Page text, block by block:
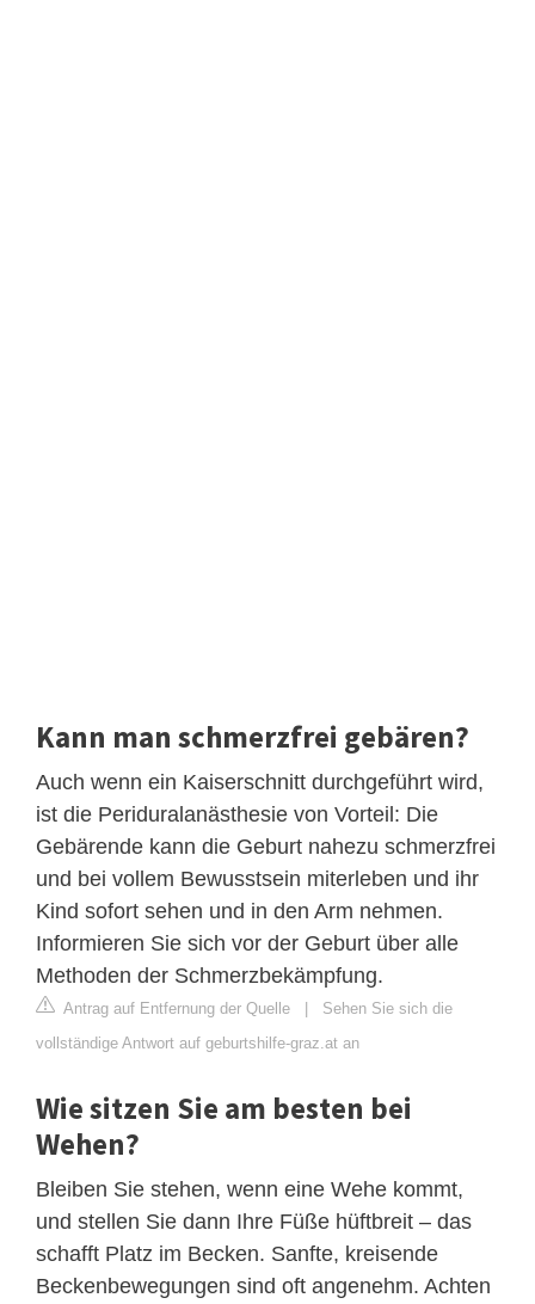
Kann man schmerzfrei gebären?
Auch wenn ein Kaiserschnitt durchgeführt wird,
ist die Periduralanästhesie von Vorteil: Die
Gebärende kann die Geburt nahezu schmerzfrei
und bei vollem Bewusstsein miterleben und ihr
Kind sofort sehen und in den Arm nehmen.
Informieren Sie sich vor der Geburt über alle
Methoden der Schmerzbekämpfung.
Antrag auf Entfernung der Quelle | Sehen Sie sich die
vollständige Antwort auf geburtshilfe-graz.at an
Wie sitzen Sie am besten bei
Wehen?
Bleiben Sie stehen, wenn eine Wehe kommt,
und stellen Sie dann Ihre Füße hüftbreit – das
schafft Platz im Becken. Sanfte, kreisende
Beckenbewegungen sind oft angenehm. Achten